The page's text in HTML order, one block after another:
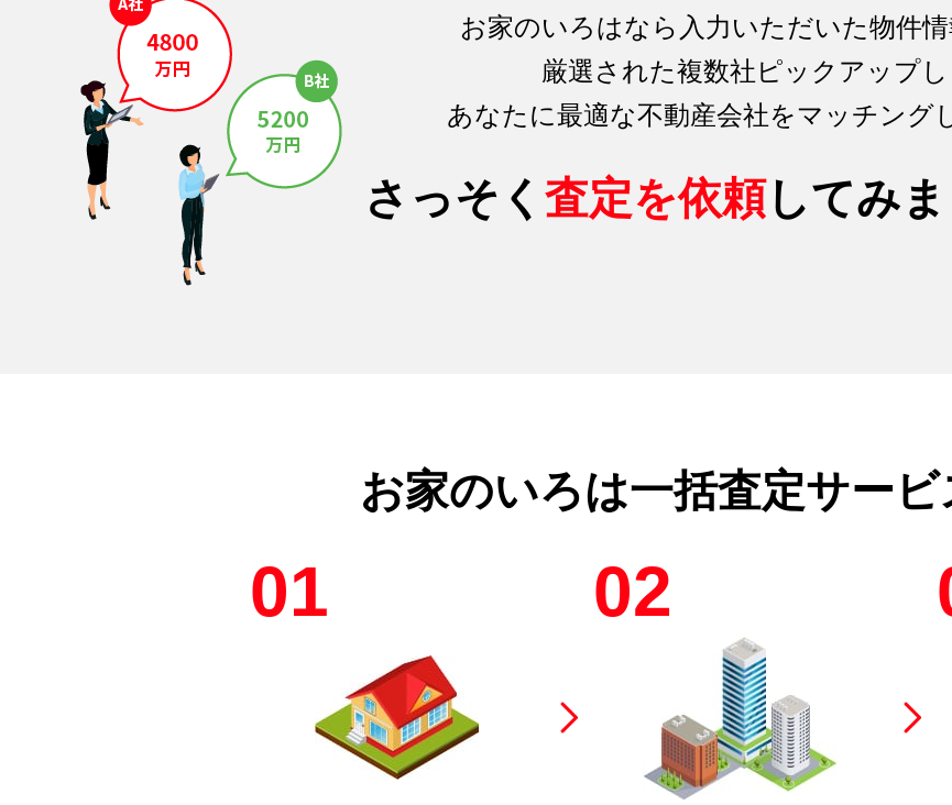
お家のいろはなら入力いただいた物件
厳選された複数社ピックアップし
あなたに最適な不動産会社をマッチング
さっそく 査定を依頼してみま
お家のいろは一括査定サー
01 02